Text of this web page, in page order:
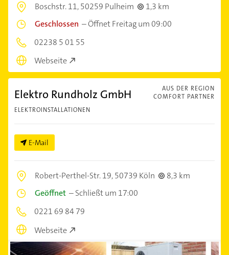
Boschstr. 11,50259 Pulheim
1,3 km
Geschlossen –Öffnet Freitag um 09:00
02238 5 01 55
Webseite
AUS DER REGION
COMFORT PARTNER
Elektro Rundholz GmbH
ELEKTROINSTALLATIONEN
E-Mail
Robert-Perthel-Str. 19,50739 Köln
8,3 km
Geöffnet –Schließt um 17:00
0221 69 84 79
Webseite